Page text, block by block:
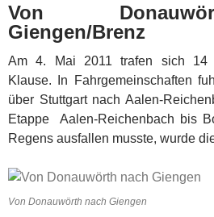
Von
Giengen/Brenz
Am 4. Mai 2011 trafen sich 14
Klause. In Fahrgemeinschaften
über Stuttgart nach Aalen-
Etappe Aalen-Reichenbach bis
Regens ausfallen musste, wurde
Von Donauwörth nach Giengen